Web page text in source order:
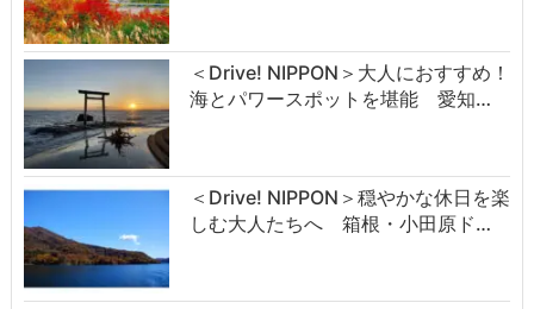
＜Drive! NIPPON＞大人におすすめ！
海とパワースポットを堪能 愛知…
＜Drive! NIPPON＞穏やかな休日を楽
しむ大人たちへ 箱根・小田原ド…